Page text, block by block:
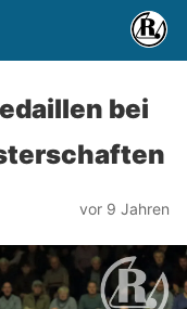
bei
vor 9 Jahren